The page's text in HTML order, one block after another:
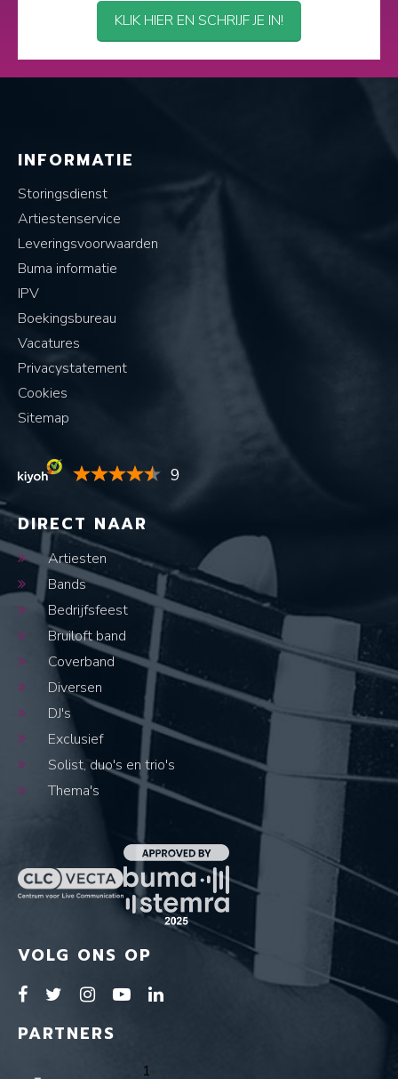
KLIK HIER EN SCHRIJF JE IN!
INFORMATIE
Storingsdienst
Artiestenservice
Leveringsvoorwaarden
Buma informatie
IPV
Boekingsbureau
Vacatures
Privacystatement
Cookies
Sitemap
9
DIRECT NAAR
Artiesten
Bands
Bedrijfsfeest
Bruiloft band
Coverband
Diversen
DJ's
Exclusief
Solist, duo's en trio's
Thema's
VOLG ONS OP
PARTNERS
1